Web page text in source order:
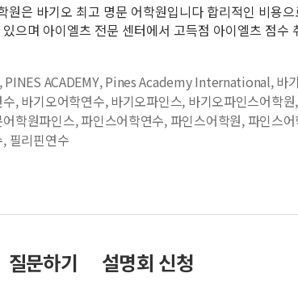
원은 바기오 최고 명문 어학원입니다 합리적인 비용
으며 아이엘츠 전문 센터에서 고득점 아이엘츠 점수
,PINES ACADEMY,Pines Academy International, 바
, 바기오어학연수, 바기오파인스, 바기오파인스어학원,
학원파인스,파인스어학연수, 파인스어학원, 파인스
, 필리핀연수
질문하기 설명회 신청